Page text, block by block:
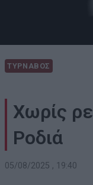
ΤΥΡΝΑΒΟΣ
Χωρίς
Ροδιά
05/08/2025 , 19:40